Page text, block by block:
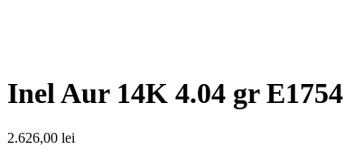
Inel Aur 14K 4.04 gr E1754
2.626,00 lei